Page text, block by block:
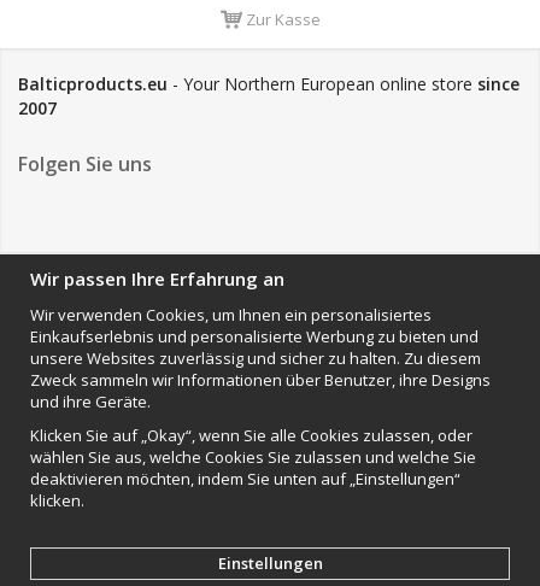
Zur Kasse
Balticproducts.eu - Your Northern European online store since
2007
Folgen Sie uns
NEWSLETTER
Anmelden
Impressum
VAMOS Commerce AB
Organisationsnummer: 559502-0453
Wir passen Ihre Erfahrung an
Wir verwenden Cookies, um Ihnen ein personalisiertes
Einkaufserlebnis und personalisierte Werbung zu bieten und
unsere Websites zuverlässig und sicher zu halten. Zu diesem
Zweck sammeln wir Informationen über Benutzer, ihre Designs
und ihre Geräte.
Klicken Sie auf „Okay“, wenn Sie alle Cookies zulassen, oder
wählen Sie aus, welche Cookies Sie zulassen und welche Sie
deaktivieren möchten, indem Sie unten auf „Einstellungen“
klicken.
Einstellungen